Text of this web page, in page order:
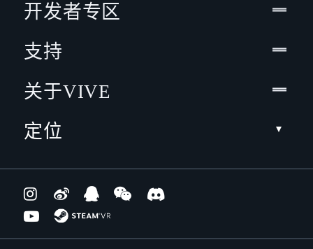
开发者专区
支持
关于VIVE
定位